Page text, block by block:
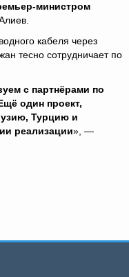
министром
кабеля через
тесно сотрудничает по
с партнёрами по
один проект,
Турцию и
реализации», —